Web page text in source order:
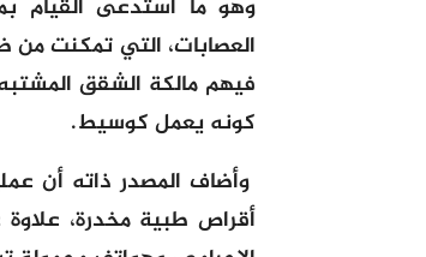
وهو ما استدعى القيام
العصابات، التي تمكنت
فيهم مالكة الشقق
كونه يعمل كوسيط.
وأضاف المصدر ذاته أن
أقراص طبية مخدرة،